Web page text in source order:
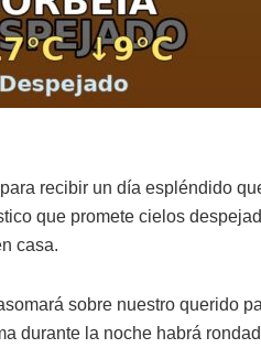
recibir un día espléndido
que promete cielos
casa.
sobre nuestro querido
durante la noche habrá